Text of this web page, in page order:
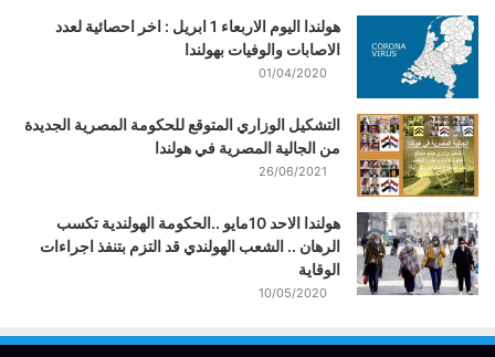
هولندا اليوم الاربعاء 1 ابريل : اخر احصائية لعدد
الاصابات والوفيات بهولندا
01/04/2020
التشكيل الوزاري المتوقع للحكومة المصرية الجديدة
من الجالية المصرية في هولندا
26/06/2021
هولندا الاحد 10مايو ..الحكومة الهولندية تكسب
الرهان .. الشعب الهولندي قد التزم بتنفذ اجراءات
الوقاية
10/05/2020